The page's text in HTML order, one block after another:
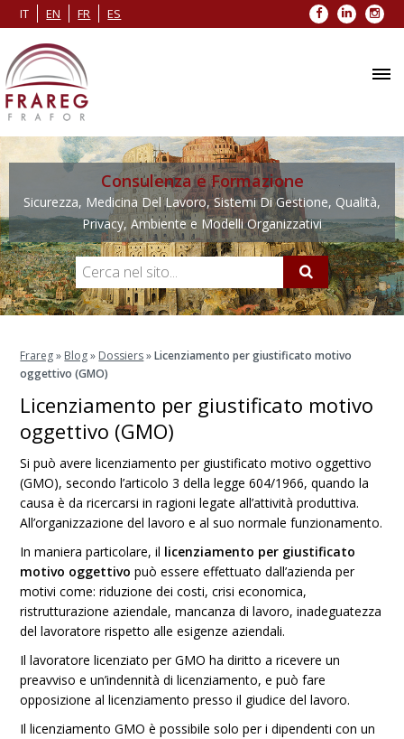
IT EN FR ES Facebook
LinkedIn
Consulenza e Formazione
Sicurezza, Medicina Del Lavoro, Sistemi Di Gestione, Qualità,
Privacy, Ambiente e Modelli Organizzativi
Frareg» Blog» Dossiers»Licenziamento per giustificato motivo
oggettivo (GMO)
Licenziamento per giustificato motivo
oggettivo (GMO)
Si può avere licenziamento per giustificato motivo oggettivo
(GMO), secondo l’articolo 3 della legge 604/1966, quando la
causa è da ricercarsi in ragioni legate all’attività produttiva.
All’organizzazione del lavoro e al suo normale funzionamento.
In maniera particolare, il licenziamento per giustificato
motivo oggettivo può essere effettuato dall’azienda per
motivi come: riduzione dei costi, crisi economica,
ristrutturazione aziendale, mancanza di lavoro, inadeguatezza
del lavoratore rispetto alle esigenze aziendali.
Il lavoratore licenziato per GMO ha diritto a ricevere un
preavviso e un’indennità di licenziamento, e può fare
opposizione al licenziamento presso il giudice del lavoro.
Il licenziamento GMO è possibile solo per i dipendenti con un